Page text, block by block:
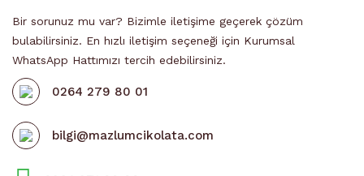
Bir sorunuz mu var? Bizimle iletişime geçerek çözüm
bulabilirsiniz. En hızlı iletişim seçeneği için Kurumsal
WhatsApp Hattımızı tercih edebilirsiniz.
0264 279 80 01
bilgi@mazlumcikolata.com